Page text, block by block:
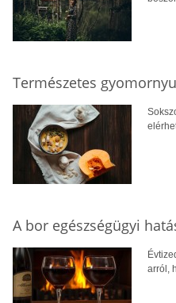
Természetes
A bor egészségügyi
arról,